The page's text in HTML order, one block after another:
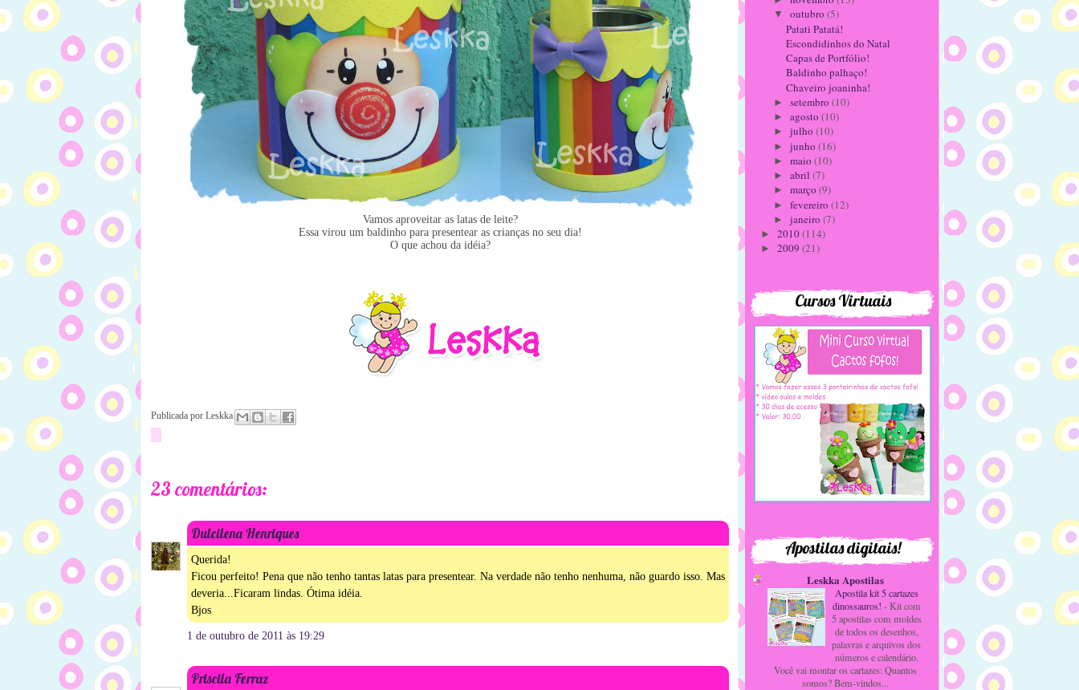
Vamos aproveitar as latas de leite?
Essa virou um baldinho para presentear as crianças no seu dia!
O que achou da idéia?
Publicada por Leskka
23 comentários:
Dulcilena Henriques
Querida!
Ficou perfeito! Pena que não tenho tantas latas para presentear. Na verdade não tenho nenhuma, não guardo isso. Mas
deveria...Ficaram lindas. Ótima idéia.
Bjos
1 de outubro de 2011 às 19:29
Priscila Ferraz
▼ outubro (5)
Patati Patatá!
Escondidinhos do Natal
Capas de Portfólio!
Baldinho palhaço!
Chaveiro joaninha!
► setembro (10)
► agosto (10)
► julho (10)
► junho (16)
► maio (10)
► abril (7)
► março (9)
► fevereiro (12)
► janeiro (7)
► 2010(114)
► 2009 (21)
Cursos Virtuais
Apostilas digitais!
Leskka Apostilas
Apostila kit 5 cartazes
dinossauros! -Kit com
5 apostilas com moldes
de todos os desenhos,
palavras e arquivos dos
números e calendário.
Você vai montar os cartazes: Quantos
somos? Bem-vindos...